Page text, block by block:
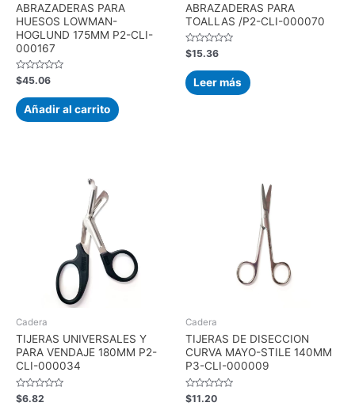
ABRAZADERAS PARA
HUESOS LOWMAN-
HOGLUND 175MM P2-CLI-
000167
Valorado
con
de
5
$45.06
Añadir al carrito
ABRAZADERAS PARA
TOALLAS /P2-CLI-000070
Valorado
con
de
5
$15.36
Leer más
Cadera
TIJERAS UNIVERSALES Y
PARA VENDAJE 180MM P2-
CLI-000034
Valorado
con
$6.82
Cadera
TIJERAS DE DISECCION
CURVA MAYO-STILE 140MM
P3-CLI-000009
Valorado
con
$11.20